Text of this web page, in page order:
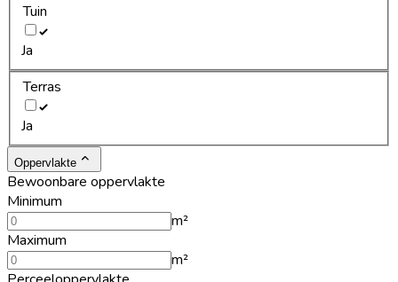
Tuin
Ja
Terras
Ja
Oppervlakte
Bewoonbare oppervlakte
Minimum
m²
Maximum
m²